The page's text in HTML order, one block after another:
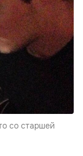
со старшей